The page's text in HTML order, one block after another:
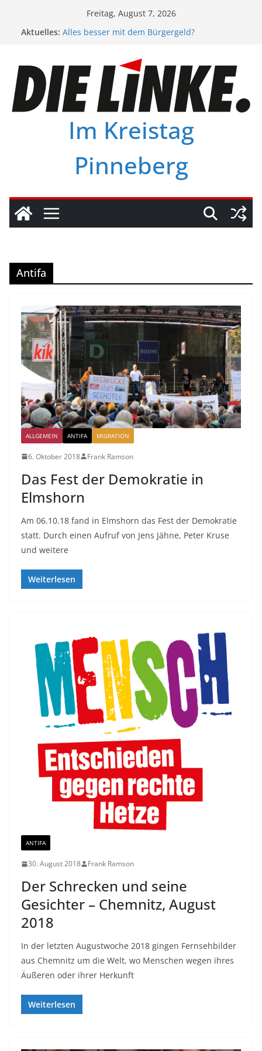
Freitag, August 7, 2026
Aktuelles: Alles besser mit dem Bürgergeld?
Offene Sprechstunde im LZB
Vorrang für Humanität und Menschlichkeit
Im Kreistag
Pinneberg
Antifa
ALLGEMEIN ANTIFA MIGRATION
6. Oktober 2018 Frank Ramson
Das Fest der Demokratie in
Elmshorn
Am 06.10.18 fand in Elmshorn das Fest der Demokratie
statt. Durch einen Aufruf von Jens Jähne, Peter Kruse
und weitere
Weiterlesen
ANTIFA
30. August 2018 Frank Ramson
Der Schrecken und seine
Gesichter – Chemnitz, August
2018
In der letzten Augustwoche 2018 gingen Fernsehbilder
aus Chemnitz um die Welt, wo Menschen wegen ihres
Äußeren oder ihrer Herkunft
Weiterlesen